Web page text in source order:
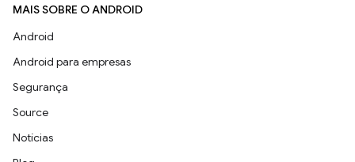
MAIS SOBRE O ANDROID
Android
Android para empresas
Segurança
Source
Notícias